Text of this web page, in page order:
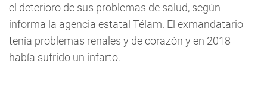
el deterioro de sus problemas de salud, según
informa la agencia estatal Télam. El exmandatario
tenía problemas renales y de corazón y en 2018
había sufrido un infarto.